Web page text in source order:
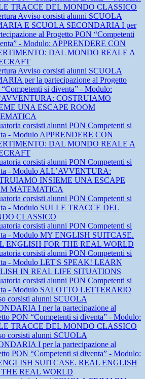
TRACCE DEL MONDO CLASSICO
Avviso corsisti alunni SCUOLA
E SCUOLA SECONDARIA I per
al Progetto PON “Competenti
- Modulo: APPRENDERE CON
DAL MONDO REALE A
Avviso corsisti alunni SCUOLA
per la partecipazione al Progetto
si diventa” - Modulo:
COSTRUIAMO
UNA ESCAPE ROOM
corsisti alunni PON Competenti si
- Modulo APPRENDERE CON
DAL MONDO REALE A
corsisti alunni PON Competenti si
- Modulo ALL’AVVENTURA:
INSIEME UNA ESCAPE
MATEMATICA
corsisti alunni PON Competenti si
- Modulo SULLE TRACCE DEL
CLASSICO
corsisti alunni PON Competenti si
- Modulo MY ENGLISH SUITCASE.
ENGLISH FOR THE REAL WORLD
corsisti alunni PON Competenti si
- Modulo LET'S SPEAK! LEARN
IN REAL LIFE SITUATIONS
corsisti alunni PON Competenti si
- Modulo SALOTTO LETTERARIO
corsisti alunni SCUOLA
I per la partecipazione al
PON “Competenti si diventa” - Modulo:
TRACCE DEL MONDO CLASSICO
corsisti alunni SCUOLA
I per la partecipazione al
PON “Competenti si diventa” - Modulo:
SUITCASE. REAL ENGLISH
THE REAL WORLD